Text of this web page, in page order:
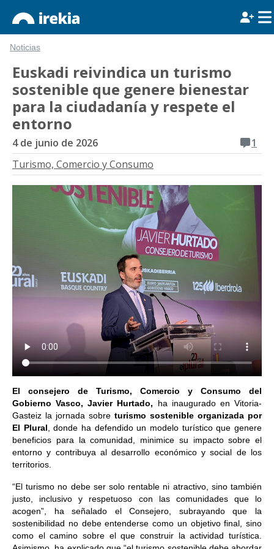
Noticias
Euskadi reivindica un turismo
sostenible que genere bienestar
para la ciudadanía y respete el
entorno
4 de junio de 2026
1
Turismo, Comercio y Consumo
El consejero de Turismo, Comercio y Consumo del
Gobierno Vasco, Javier Hurtado, ha inaugurado en Vitoria-
Gasteiz la jornada sobre turismo sostenible organizada por
El Plural , donde ha defendido un modelo turístico que genere
beneficios para la comunidad, minimice su impacto sobre el
entorno y contribuya al desarrollo económico y social de los
territorios.
“El turismo no debe ser solo rentable ni atractivo, sino también
justo, inclusivo y respetuoso con las comunidades que lo
acogen”, ha señalado el Consejero, subrayando que la
sostenibilidad no debe entenderse como un objetivo final, sino
como el camino sobre el que construir la actividad turística.